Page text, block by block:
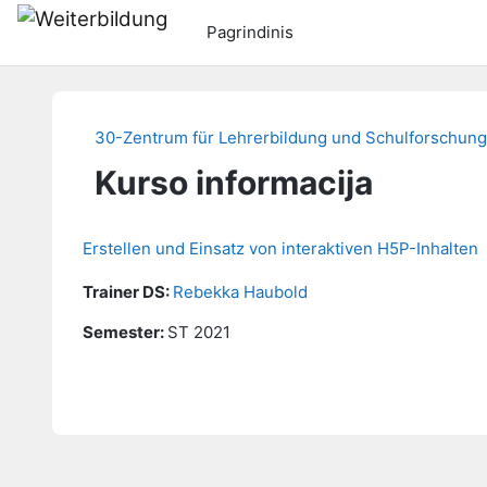
Pereiti į pagrindinį turinį
Pagrindinis
30-Zentrum für Lehrerbildung und Schulforschung
Kurso informacija
Erstellen und Einsatz von interaktiven H5P-Inhalten
Trainer DS: Rebekka Haubold
Semester: ST 2021